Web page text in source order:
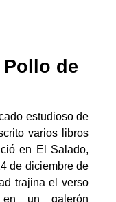
de
estudioso de
varios libros
en El Salado,
de diciembre de
trajina el verso
en un galerón